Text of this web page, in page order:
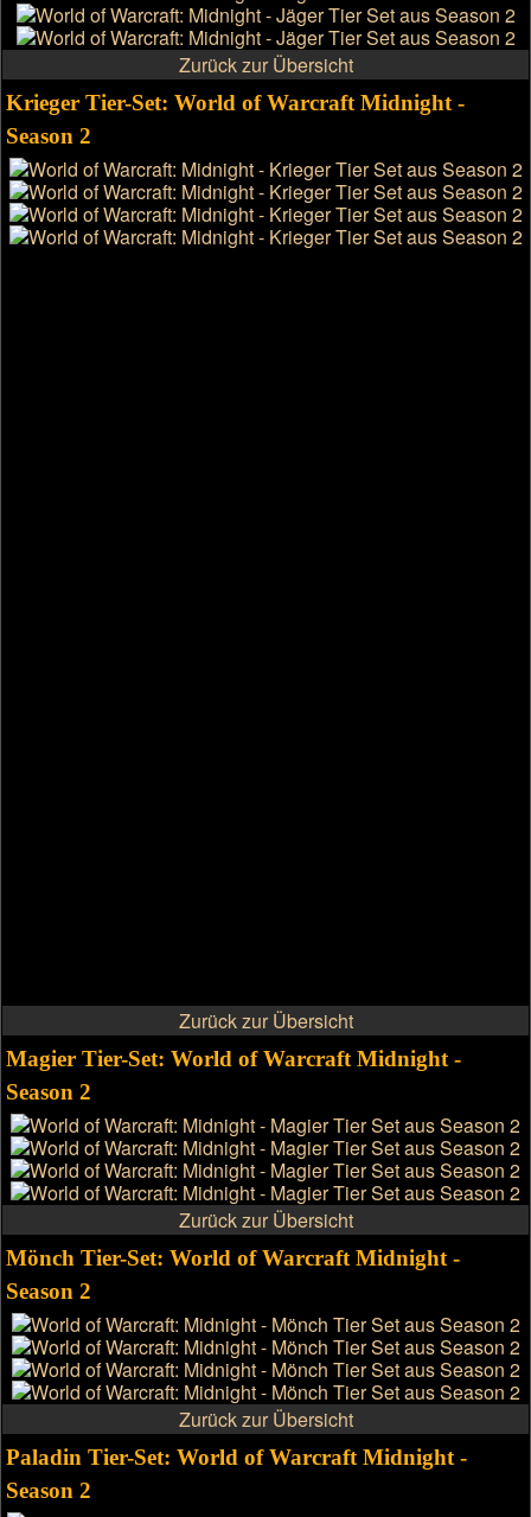
Zurück zur Übersicht
Krieger Tier-Set: World of Warcraft Midnight -
Season 2
Zurück zur Übersicht
Magier Tier-Set: World of Warcraft Midnight -
Season 2
Zurück zur Übersicht
Mönch Tier-Set: World of Warcraft Midnight -
Season 2
Zurück zur Übersicht
Paladin Tier-Set: World of Warcraft Midnight -
Season 2